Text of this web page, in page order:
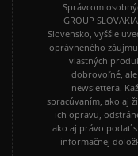
Správcom
GROUP
Slovensko, vyššie
oprávneného
vlastných
dobrovoľné,
newslettera.
spracúvaním, ako aj
ich opravu,
ako aj právo podať
informačnej